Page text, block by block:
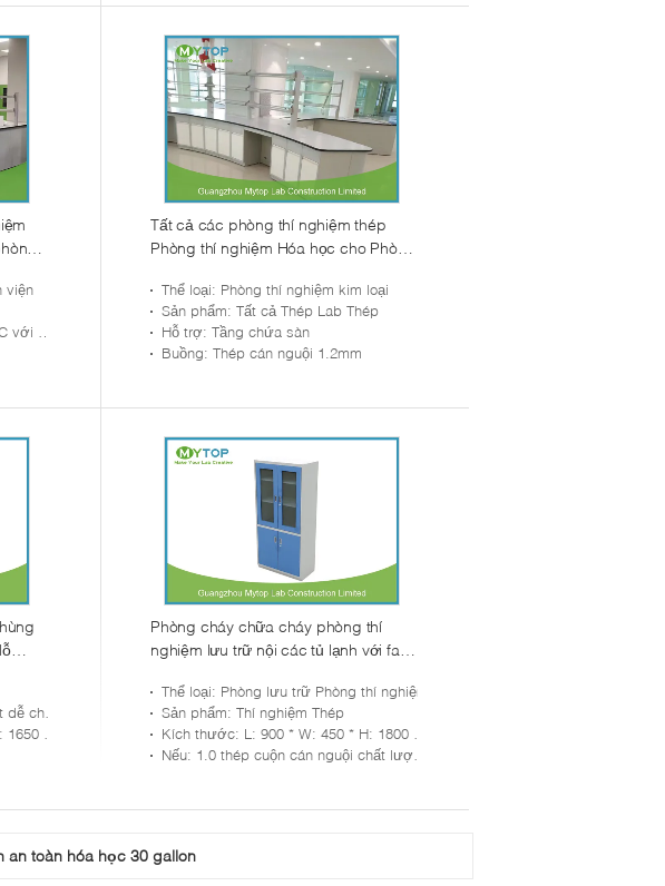
viện
epoxy
Tất cả các phòng thí nghiệm thép
Phòng thí nghiệm Hóa học cho Phòng
Thể loại: Phòng thí nghiệm kim loại
Sản phẩm: Tất cả Thép Lab Thép
Hỗ trợ: Tầng chứa sàn
Buồng: Thép cán nguội 1.2mm
thí nghiệm
mm
Phòng cháy chữa cháy phòng thí
nghiệm lưu trữ nội các tủ lạnh với fan
Thể loại: Phòng lưu trữ Phòng thí nghiệm
Sản phẩm: Thí nghiệm Thép
Kích thước: L: 900 * W: 450 * H: 1800 mm
Nếu: 1.0 thép cuộn cán nguội chất lượng cao
an toàn hóa học 30 gallon
sạch phòng thí nghiệm